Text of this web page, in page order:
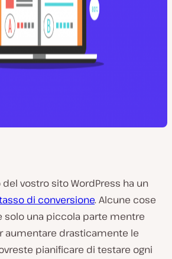
vostro sito WordPress ha un
di conversione. Alcune cose
solo una piccola parte mentre
aumentare drasticamente le
pianificare di testare ogni